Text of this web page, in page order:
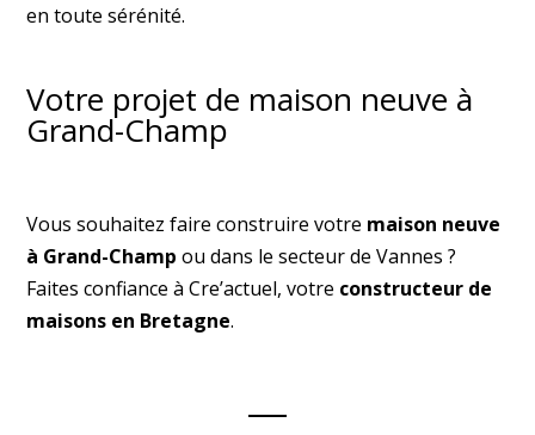
en toute sérénité.
Votre projet de maison neuve à
Grand-Champ
Vous souhaitez faire construire votre maison neuve
à Grand-Champ ou dans le secteur de Vannes ?
Faites confiance à Cre’actuel, votre constructeur de
maisons en Bretagne.